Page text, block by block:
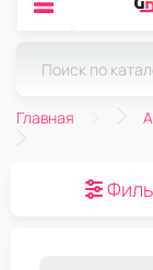
Главная